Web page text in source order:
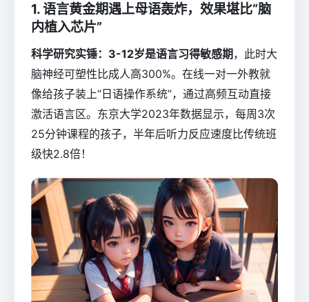
1. 语言黄金期遇上母语轰炸，效果堪比“脑
内植入芯片”
科学研究实锤：3-12岁是语言习得敏感期，此时大
脑神经可塑性比成人高300%。在线一对一外教就
像给孩子装上“日语操作系统”，通过高频互动直接
激活语言区。东京大学2023年数据显示，每周3次
25分钟课程的孩子，半年后听力反应速度比传统班
级快2.8倍！